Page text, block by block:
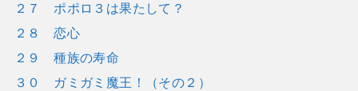
２７ ポポロ３は果たして？
２８ 恋心
２９ 種族の寿命
３０ ガミガミ魔王！（その２）